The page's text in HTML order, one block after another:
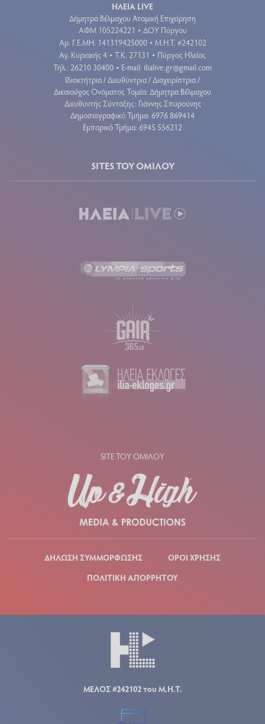
ΗΛΕΙΑ LIVE
Δήμητρα Βέλμαχου Ατομική Επιχείρηση
ΑΦΜ 105224221 • ΔΟΥ Πύργου
Aρ. Γ.Ε.ΜΗ. 141319425000 • Μ.Η.Τ. #242102
Αγ. Κυριακής 4 • Τ.Κ. 27131 • Πύργος Ηλείας
Τηλ.: 26210 30400 • E-mail: ilialive.gr@gmail.com
Ιδιοκτήτρια / Διευθύντρια / Διαχειρίστρια /
Δικαιούχος Ονόματος Τομέα: Δήμητρα Βέλμαχου
Διευθυντής Σύνταξης: Γιάννης Σπυρούνης
Δημοσιογραφικό Τμήμα: 6976 869414
Εμπορικό Τμήμα: 6945 556212
SITES ΤΟΥ ΟΜΙΛΟΥ
SITE ΤΟΥ ΟΜΙΛΟΥ
ΔΗΛΩΣΗ ΣΥΜΜΟΡΦΩΣΗΣ
ΟΡΟΙ ΧΡΗΣΗΣ
ΠΟΛΙΤΙΚΗ ΑΠΟΡΡΗΤΟΥ
ΜΕΛΟΣ #242102 του Μ.Η.Τ.